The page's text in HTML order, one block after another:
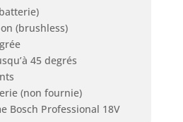
(brushless)
45 degrés
(non fournie)
Bosch Professional 18V